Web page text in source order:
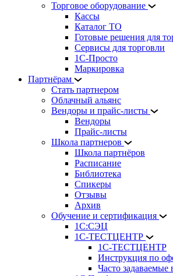
Торговое оборудование
Кассы
Каталог ТО
Готовые решения для
Сервисы для торговли
1С-Просто
Маркировка
Партнёрам
Стать партнером
Облачный альянс
Вендоры и прайс-листы
Вендоры
Прайс-листы
Школа партнеров
Школа партнёров
Расписание
Библиотека
Спикеры
Отзывы
Архив
Обучение и сертификация
1С:СЭЦ
1С-ТЕСТЦЕНТР
1С-ТЕСТЦЕНТР
Инструкция по
Часто задаваемые